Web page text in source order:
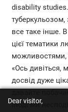
Dear visitor,
disability
все таке інше.
цієї тематики
можливостями,
«Ось дивіться,
досвід дуже
іноді ми